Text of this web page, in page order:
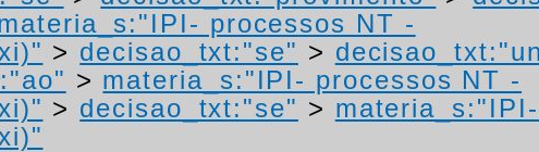
processos NT -
> decisao_txt:"se" >
> materia_s:"IPI- processos NT -
> decisao_txt:"se" >